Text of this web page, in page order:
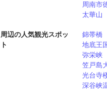
周南市
太華山
周辺の人気観光スポッ
ト
錦帯橋
地底王
弥栄峡
笠戸島
光台寺
深谷峡